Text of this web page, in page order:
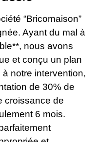
“Bricomaison”
Ayant du mal à
nous avons
et conçu un plan
à notre intervention,
de 30% de
croissance de
6 mois.